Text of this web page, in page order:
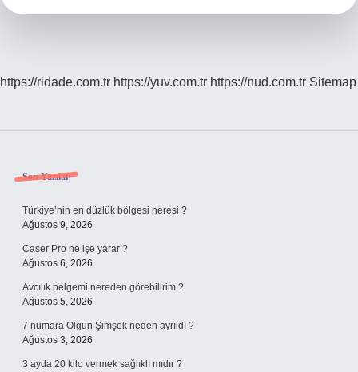
https://ridade.com.tr https://yuv.com.tr https://nud.com.tr Sitemap
Sidebar
Son Yazılar
Türkiye’nin en düzlük bölgesi neresi ?
Ağustos 9, 2026
Caser Pro ne işe yarar ?
Ağustos 6, 2026
Avcılık belgemi nereden görebilirim ?
Ağustos 5, 2026
7 numara Olgun Şimşek neden ayrıldı ?
Ağustos 3, 2026
3 ayda 20 kilo vermek sağlıklı mıdır ?